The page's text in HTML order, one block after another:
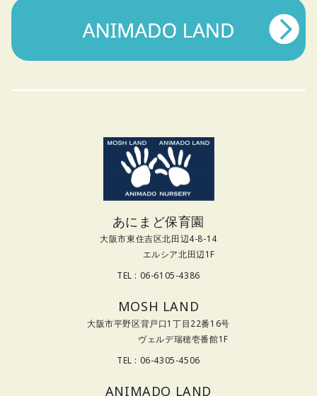
あにまど保育園
大阪市東住吉区北田辺4-8-14
エルシア北田辺1F
TEL : 06-6105-4386
MOSH LAND
大阪市平野区背戸口1丁目22番16号
ヴェルデ瑞穂壱番館1F
TEL : 06-4305-4506
ANIMADO LAND